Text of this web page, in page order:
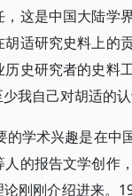
这是中国大陆学
适研究史料上的
史研究者的史料
我自己对胡适的
学术兴趣是在中
的报告文学创作
刚刚介绍进来。